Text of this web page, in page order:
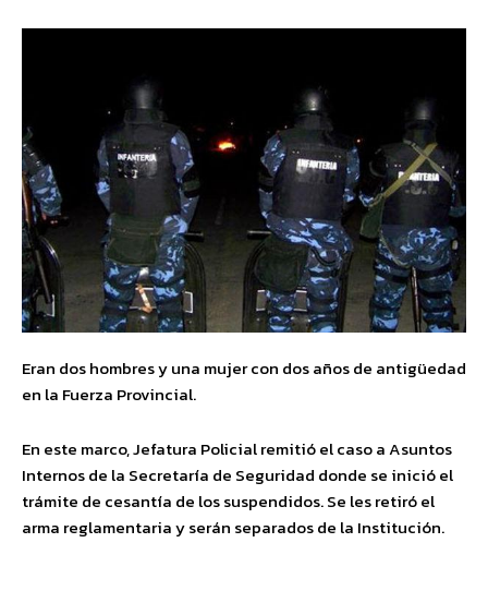
Eran dos hombres y una mujer con dos años de antigüedad
en la Fuerza Provincial.
En este marco, Jefatura Policial remitió el caso a Asuntos
Internos de la Secretaría de Seguridad donde se inició el
trámite de cesantía de los suspendidos. Se les retiró el
arma reglamentaria y serán separados de la Institución.